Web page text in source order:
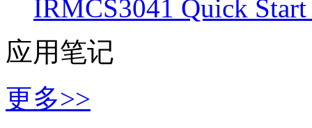
IRMCS3041 Quick
应用笔记
更多>>